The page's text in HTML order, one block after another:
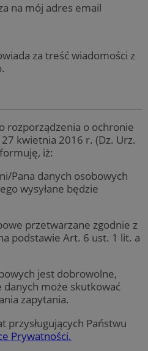
na mój adres email
za treść wiadomości z
rozporządzenia o ochronie
kwietnia 2016 r. (Dz. Urz.
iż:
Pana danych osobowych
wysyłane będzie
przetwarzane zgodnie z
podstawie Art. 6 ust. 1 lit. a
jest dobrowolne,
może skutkować
zapytania.
Państwu
Prywatności.